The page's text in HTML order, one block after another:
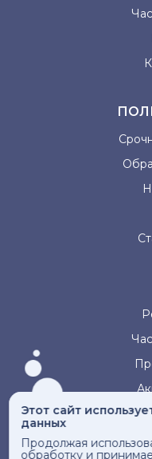
Этот сайт
данных
Продолжая
обработку и
Информация,
использована для